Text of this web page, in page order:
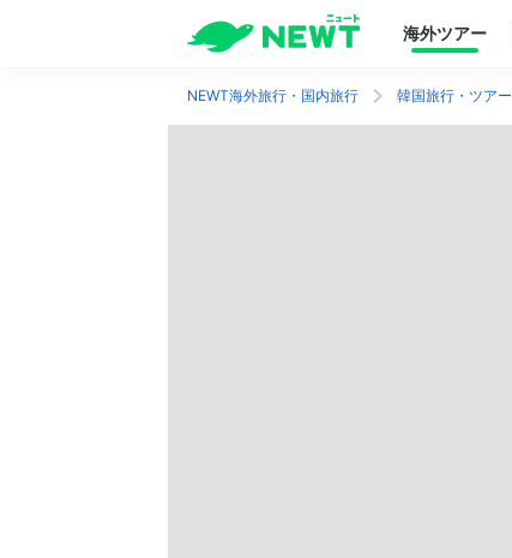
海外ツアー
NEWT海外旅行・国内旅行 韓国旅行・ツアー